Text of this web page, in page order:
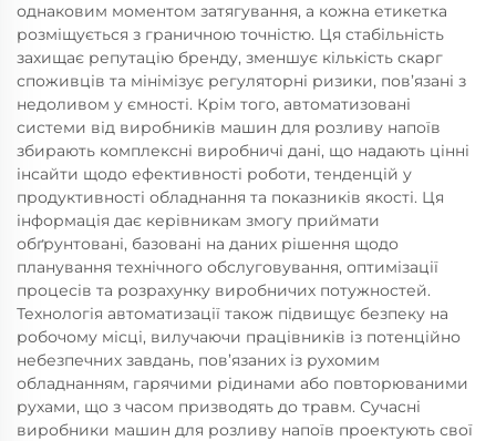
однаковим моментом затягування, а кожна етикетка
розміщується з граничною точністю. Ця стабільність
захищає репутацію бренду, зменшує кількість скарг
споживців та мінімізує регуляторні ризики, пов’язані з
недоливом у ємності. Крім того, автоматизовані
системи від виробників машин для розливу напоїв
збирають комплексні виробничі дані, що надають цінні
інсайти щодо ефективності роботи, тенденцій у
продуктивності обладнання та показників якості. Ця
інформація дає керівникам змогу приймати
обґрунтовані, базовані на даних рішення щодо
планування технічного обслуговування, оптимізації
процесів та розрахунку виробничих потужностей.
Технологія автоматизації також підвищує безпеку на
робочому місці, вилучаючи працівників із потенційно
небезпечних завдань, пов’язаних із рухомим
обладнанням, гарячими рідинами або повторюваними
рухами, що з часом призводять до травм. Сучасні
виробники машин для розливу напоїв проектують свої